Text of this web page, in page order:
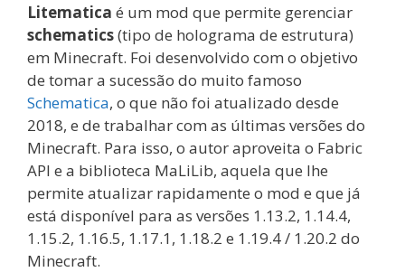
Litematica é um mod que permite gerenciar
schematics(tipo de holograma de estrutura)
em Minecraft. Foi desenvolvido com o objetivo
de tomar a sucessão do muito famoso
Schematica, o que não foi atualizado desde
2018, e de trabalhar com as últimas versões do
Minecraft. Para isso, o autor aproveita o Fabric
API e a biblioteca MaLiLib, aquela que lhe
permite atualizar rapidamente o mod e que já
está disponível para as versões 1.13.2, 1.14.4,
1.15.2, 1.16.5, 1.17.1, 1.18.2 e 1.19.4 / 1.20.2 do
Minecraft.